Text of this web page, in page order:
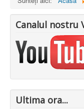
Canalul nostru
Ultima ora...